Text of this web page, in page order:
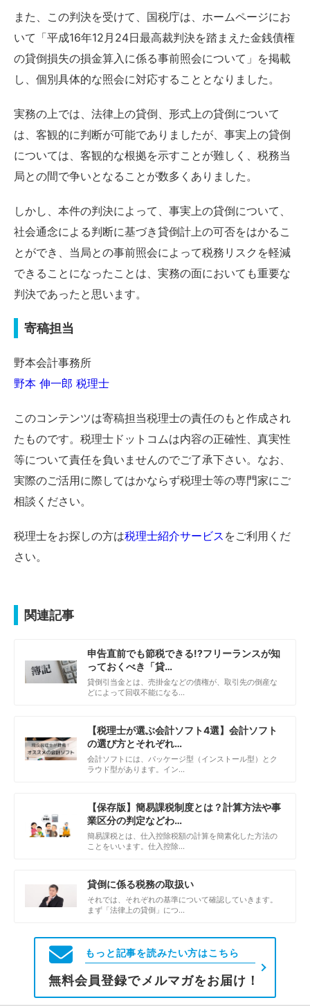
また、この判決を受けて、国税庁は、ホームページにお
いて「平成16年12月24日最高裁判決を踏まえた金銭債権
の貸倒損失の損金算入に係る事前照会について」を掲載
し、個別具体的な照会に対応することとなりました。
実務の上では、法律上の貸倒、形式上の貸倒について
は、客観的に判断が可能でありましたが、事実上の貸倒
については、客観的な根拠を示すことが難しく、税務当
局との間で争いとなることが数多くありました。
しかし、本件の判決によって、事実上の貸倒について、
社会通念による判断に基づき貸倒計上の可否をはかるこ
とができ、当局との事前照会によって税務リスクを軽減
できることになったことは、実務の面においても重要な
判決であったと思います。
寄稿担当
野本会計事務所
野本 伸一郎 税理士
このコンテンツは寄稿担当税理士の責任のもと作成され
たものです。税理士ドットコムは内容の正確性、真実性
等について責任を負いませんのでご了承下さい。なお、
実際のご活用に際してはかならず税理士等の専門家にご
相談ください。
税理士をお探しの方は税理士紹介サービス をご利用くだ
さい。
関連記事
申告直前でも節税できる!?フリーランスが知
っておくべき「貸…
貸倒引当金とは、売掛金などの債権が、取引先の倒産な
どによって回収不能になる…
【税理士が選ぶ会計ソフト4選】会計ソフト
の選び方とそれぞれ…
会計ソフトには、パッケージ型（インストール型）とク
ラウド型があります。イン…
【保存版】簡易課税制度とは？計算方法や事
業区分の判定などわ…
簡易課税とは、仕入控除税額の計算を簡素化した方法の
ことをいいます。仕入控除…
貸倒に係る税務の取扱い
それでは、それぞれの基準について確認していきます。
まず「法律上の貸倒」につ…
もっと記事を読みたい方はこちら
無料会員登録でメルマガをお届け！